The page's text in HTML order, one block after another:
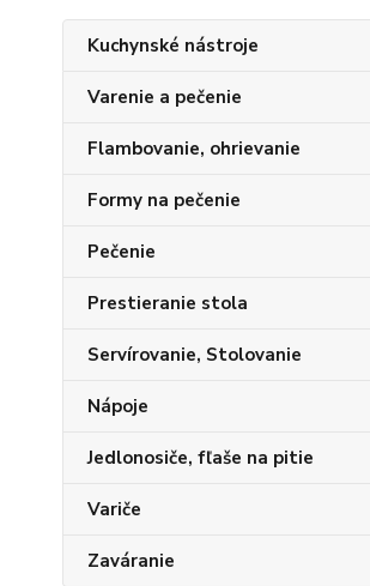
Kuchynské nástroje
Varenie a pečenie
Flambovanie, ohrievanie
Formy na pečenie
Pečenie
Prestieranie stola
Servírovanie, Stolovanie
Nápoje
Jedlonosiče, fľaše na pitie
Variče
Zaváranie